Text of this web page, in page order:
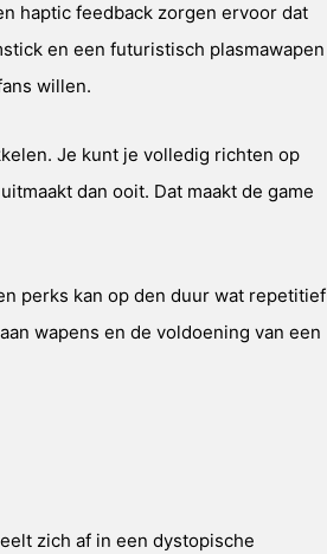
haptic feedback zorgen ervoor dat
en een futuristisch plasmawapen
willen.
Je kunt je volledig richten op
dan ooit. Dat maakt de game
perks kan op den duur wat repetitief
wapens en de voldoening van een
zich af in een dystopische